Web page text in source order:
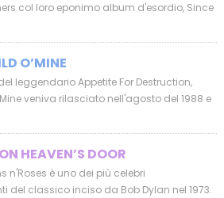
col loro eponimo album d'esordio, Since
O’MINE
leggendario Appetite For Destruction,
veniva rilasciato nell'agosto del 1988 e
HEAVEN’S DOOR
n'Roses è uno dei più celebri
del classico inciso da Bob Dylan nel 1973.